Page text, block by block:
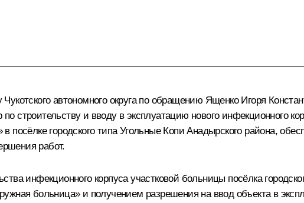
автономного округа по обращению Ященко Игоря
строительству и вводу в эксплуатацию нового инфекционного
в посёлке городского типа Угольные Копи Анадырского района,
работ.
инфекционного корпуса участковой больницы посёлка
больница» и получением разрешения на ввод объекта в